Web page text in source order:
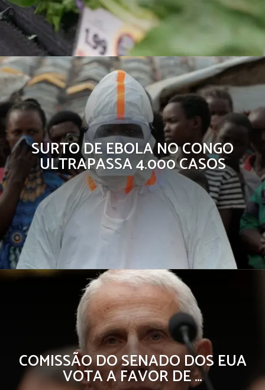
SURTO DE EBOLA NO CONGO
ULTRAPASSA 4.000 CASOS
COMISSÃO DO SENADO DOS EUA
VOTA A FAVOR DE …